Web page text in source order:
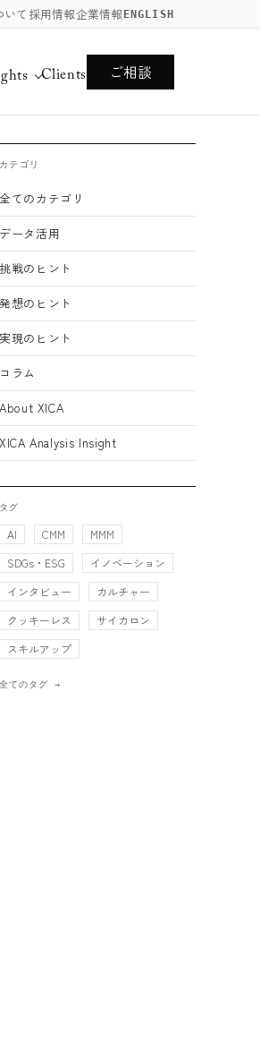
いて 採用情報企業情報 ENGLISH
Clients ご相談
カテゴリ
全てのカテゴリ
データ活用
挑戦のヒント
発想のヒント
実現のヒント
コラム
About XICA
XICA Analysis Insight
タグ
AI CMM
MMM
SDGs・ESG
イノベーション
インタビュー
カルチャー
クッキーレス
サイカロン
スキルアップ
全てのタグ